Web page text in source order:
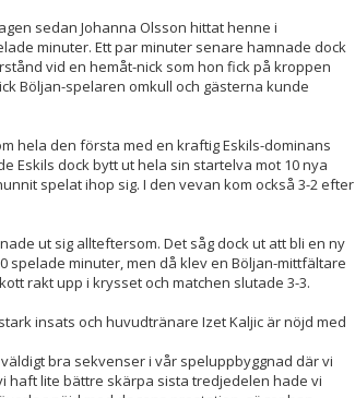
sedan Johanna Olsson hittat henne i
minuter. Ett par minuter senare hamnade dock
vid en hemåt-nick som hon fick på kroppen
Böljan-spelaren omkull och gästerna kunde
hela den första med en kraftig Eskils-dominans
Eskils dock bytt ut hela sin startelva mot 10 nya
spelat ihop sig. I den vevan kom också 3-2 efter
ut sig allteftersom. Det såg dock ut att bli en ny
spelade minuter, men då klev en Böljan-mittfältare
rakt upp i krysset och matchen slutade 3-3.
insats och huvudtränare Izet Kaljic är nöjd med
bra sekvenser i vår speluppbyggnad där vi
haft lite bättre skärpa sista tredjedelen hade vi